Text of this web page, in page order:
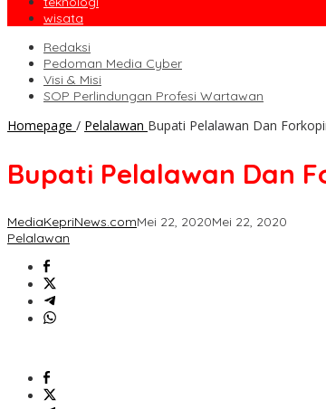
wisata
Redaksi
Pedoman Media Cyber
Visi & Misi
SOP Perlindungan Profesi Wartawan
Homepage / Pelalawan Bupati Pelalawan Dan
Bupati Pelalawan Dan
MediaKepriNews.comMei 22, 2020Mei 22, 2020
Pelalawan